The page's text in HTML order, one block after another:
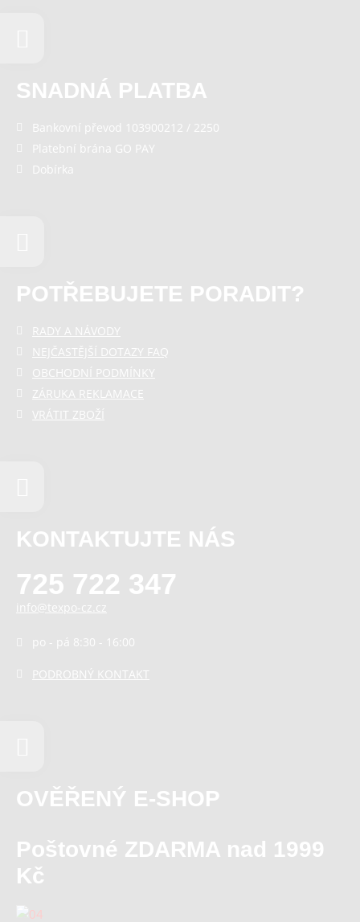
SNADNÁ PLATBA
Bankovní převod 103900212 / 2250
Platební brána GO PAY
Dobírka
POTŘEBUJETE PORADIT?
RADY A NÁVODY
NEJČASTĚJŠÍ DOTAZY FAQ
OBCHODNÍ PODMÍNKY
ZÁRUKA REKLAMACE
VRÁTIT ZBOŽÍ
KONTAKTUJTE NÁS
725 722 347
info@texpo-cz.cz
po - pá 8:30 - 16:00
PODROBNÝ KONTAKT
OVĚŘENÝ E-SHOP
Poštovné ZDARMA nad 1999
Kč